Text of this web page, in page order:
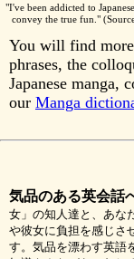
"I've been addicted to
convey the true fun."
You will find more
phrases, the
Japanese manga,
our Manga
気品のある英会話
女」の知人達と、あな
や彼女に負担を感じさ
す。気品を漂わす英語